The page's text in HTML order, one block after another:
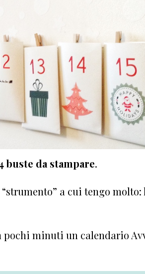
buste da stampare.
a cui tengo
pochi minuti un calendario